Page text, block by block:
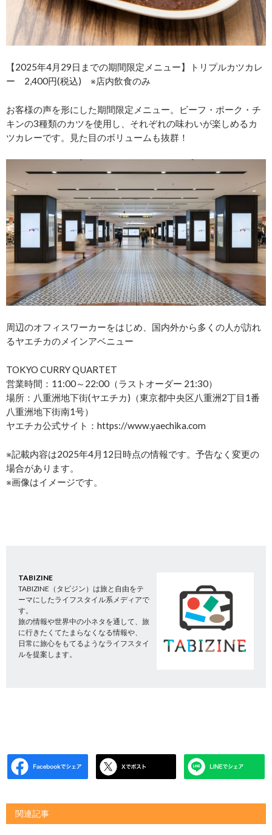
【2025年4月29日までの期間限定メニュー】トリプルカツカレ
ー 2,400円(税込) ※店内飲食のみ
お客様の声を形にした期間限定メニュー。ビーフ・ポーク・チ
キンの3種類のカツを使用し、それぞれの味わいが楽しめるカ
ツカレーです。見た目のボリュームも抜群！
周辺のオフィスワーカーをはじめ、国内外から多くの人が訪れ
るヤエチカのメインアベニュー
TOKYO CURRY QUARTET
営業時間：11:00～22:00（ラストオーダー 21:30）
場所：八重洲地下街(ヤエチカ)（東京都中央区八重洲2丁目1番
八重洲地下街南1号）
ヤエチカ公式サイト：https://www.yaechika.com
※記載内容は2025年4月12日時点の情報です。予告なく変更の
場合があります。
※画像はイメージです。
TABIZINE
TABIZINE（タビジン）は旅と自由をテ
ーマにしたライフスタイル系メディアで
す。
旅の情報や世界中の小ネタを通して、旅
に行きたくてたまらなくなる情報や、
日常に旅心をもてるようなライフスタイ
ルを提案します。
関連記事